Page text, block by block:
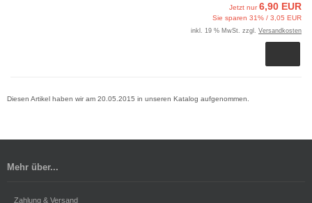
Jetzt nur6,90 EUR
Sie sparen 31% / 3,05 EUR
inkl. 19 % MwSt. zzgl. Versandkosten
Diesen Artikel haben wir am 20.05.2015 in unseren Katalog aufgenommen.
Mehr über...
Zahlung & Versand